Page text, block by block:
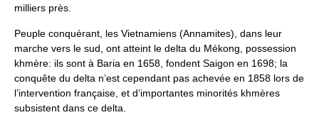
milliers près.
Peuple conquérant, les Vietnamiens (Annamites), dans leur
marche vers le sud, ont atteint le delta du Mékong, possession
khmère: ils sont à Baria en 1658, fondent Saigon en 1698; la
conquête du delta n’est cependant pas achevée en 1858 lors de
l’intervention française, et d’importantes minorités khmères
subsistent dans ce delta.